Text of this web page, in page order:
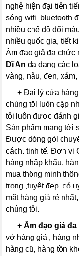
nghệ hiện đại tiên
sóng wifi bluetooth
nhiều chế độ đổi
nhiều quốc gia, tiết
Âm đạo giả đa chức
Dĩ An đa dạng các
vàng, nâu, đen, xám,
+ Đại lý cửa
chúng tôi luôn cập
tôi luôn được đánh
Sản phẩm mang tới
Được đóng gói
cách, tinh tế. Đơn vị
hàng nhập khẩu,
mua thông minh
trọng ,tuyệt đẹp, có
mặt hàng giá rẻ
chúng tôi.
+ Âm đạo giả
vớ hàng giả , hàng
hàng cũ, hàng tồn